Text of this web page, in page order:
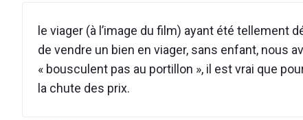
le viager (à l’image du film) ayant été tellement
de vendre un bien en viager, sans enfant, nous
« bousculent pas au portillon », il est vrai que
la chute des prix.